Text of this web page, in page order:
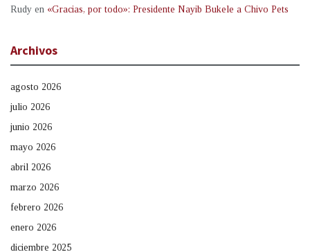
Rudy en «Gracias, por todo»: Presidente Nayib Bukele a Chivo Pets
Archivos
agosto 2026
julio 2026
junio 2026
mayo 2026
abril 2026
marzo 2026
febrero 2026
enero 2026
diciembre 2025